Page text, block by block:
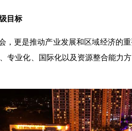
目标
，更是推动产业发展和区域经济的
专业化、国际化以及资源整合能力